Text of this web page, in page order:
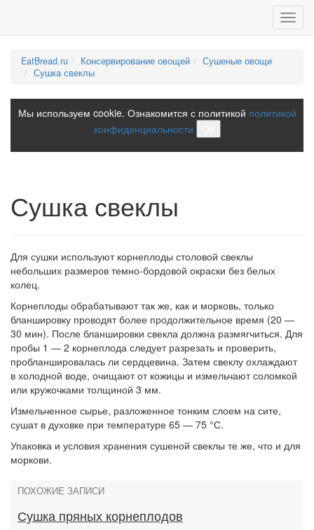
EatBread.ru Консервирование овощей
Сушеные овощи
Сушка свеклы
Мы используем cookie. Ознакомится с политикой политикой
конфиденциальности
Сушка свеклы
Для сушки используют корнеплоды столовой свеклы
небольших размеров темно-бордовой окраски без белых
колец.
Корнеплоды обрабатывают так же, как и морковь, только
бланшировку проводят более продолжительное время (20 —
30 мин). После бланшировки свекла должна размягчиться. Для
пробы 1 — 2 корнеплода следует разрезать и проверить,
пробланшировалась ли сердцевина. Затем свеклу охлаждают
в холодной воде, очищают от кожицы и измельчают соломкой
или кружочками толщиной 3 мм.
Измельченное сырье, разложенное тонким слоем на сите,
сушат в духовке при температуре 65 — 75 °С.
Упаковка и условия хранения сушеной свеклы те же, что и для
моркови.
ПОХОЖИЕ ЗАПИСИ
Сушка пряных корнеплодов